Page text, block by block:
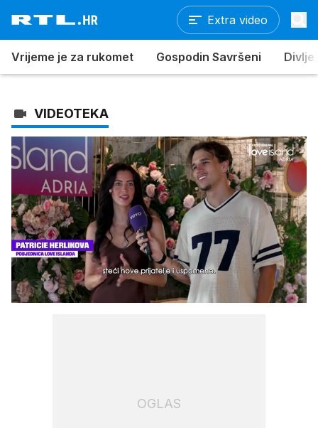
Extra video
Vrijeme je za rukomet Gospodin Savršeni Divlje
VIDEOTEKA
Upali
zvuk
/
Loaded:
51.24%
OGLAS